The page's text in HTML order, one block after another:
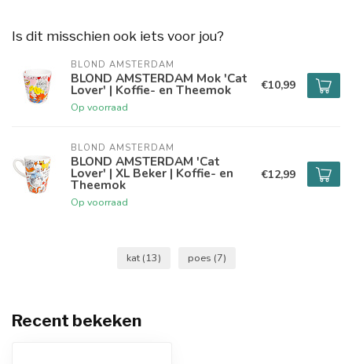
Is dit misschien ook iets voor jou?
BLOND AMSTERDAM
BLOND AMSTERDAM Mok 'Cat
Lover' | Koffie- en Theemok
Op voorraad
€10,99
BLOND AMSTERDAM
BLOND AMSTERDAM 'Cat
Lover' | XL Beker | Koffie- en
Theemok
Op voorraad
€12,99
kat (13) poes (7)
Recent bekeken